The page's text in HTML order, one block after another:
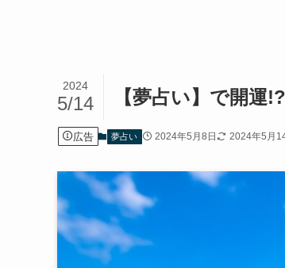
【夢占い】で開運
2024
5/14
広告 夢占い 2024年5月8日 2024年5月